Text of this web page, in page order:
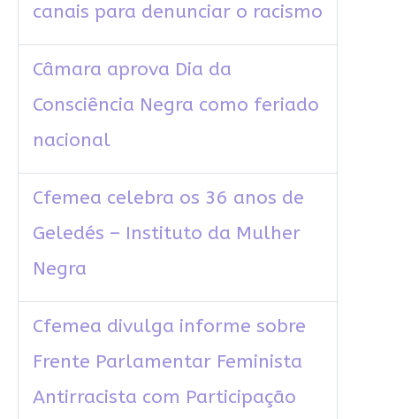
canais para denunciar o racismo
Câmara aprova Dia da
Consciência Negra como feriado
nacional
Cfemea celebra os 36 anos de
Geledés – Instituto da Mulher
Negra
Cfemea divulga informe sobre
Frente Parlamentar Feminista
Antirracista com Participação